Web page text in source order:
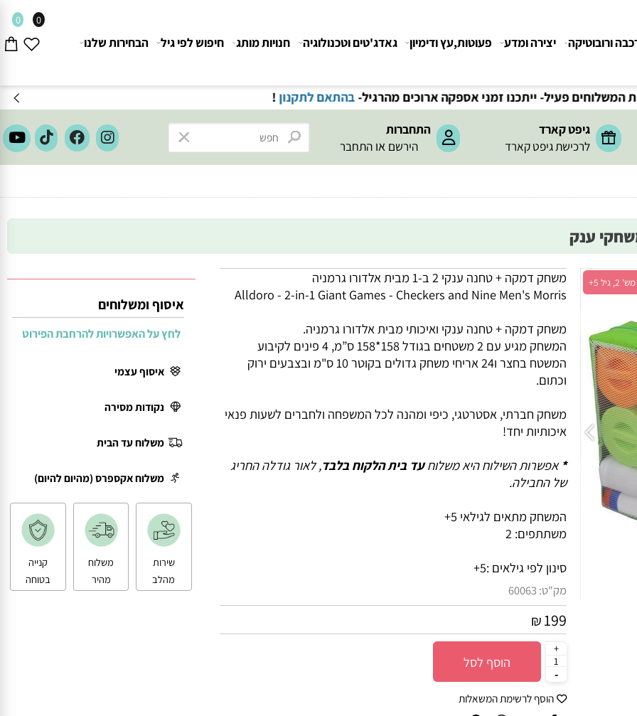
פעיל- ייתכנו זמני אספקה ארוכים מהרגיל-בהתאם לתקנון!
גיפט קארד
לרכישת גיפט קארד
התחברות
הירשם או התחבר
0 0
יצירה ומדע פעוטות,עץ ודימיון גאדג'טים וטכנולוגיה חנויות מותג חיפוש לפי גיל הבחירות שלנו
משחק דמקה + טחנה ענקי 2 ב-1 מבית אלדורו גרמניה
Alldoro - 2-in-1 Giant Games - Checkers and Nine Men's Morris
משחק דמקה + טחנה ענקי ואיכותי מבית אלדורו גרמניה.
המשחק מגיע עם 2 משטחים בגודל 158*158 ס”מ, 4 פינים לקיבוע
משחק חברתי, אסטרטגי, כיפי ומהנה לכל המשפחה ולחברים לשעות פנאי
אפשרות השילוח היא משלוח
המשחק מתאים לגילאי 5+
סינון לפי גילאים :
מק"ט:60063
₪
איסוף ומשלוחים
שירות
משלוח
קנייה